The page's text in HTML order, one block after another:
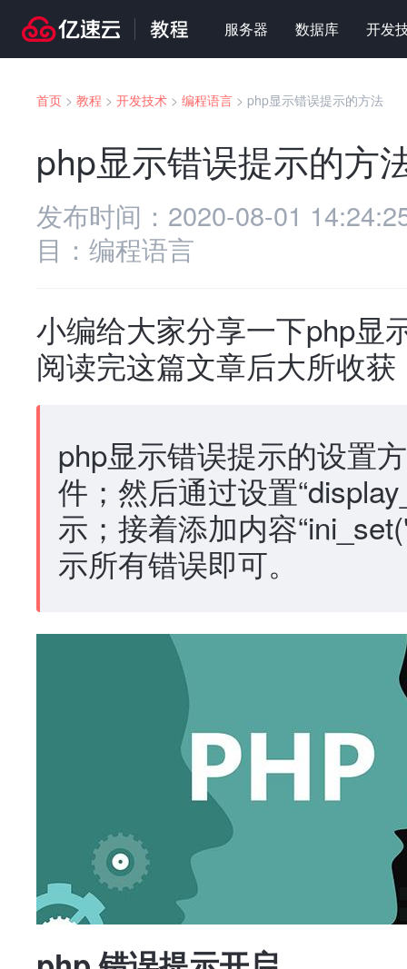
服务器 数据库 开发
首页 > 教程 > 开发技术 > 编程语言 > php显示错误提示的方法
php显示错误提示的方
发布时间： 2020-08-01
目： 编程语言
小编给大家分享一下php显
阅读完这篇文章后大所收
php显示错误提示的设置
件；然后通过设置
示；接着添加内容
示所有错误即可。